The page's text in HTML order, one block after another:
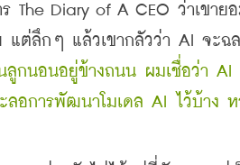
Diary of A CEO ว่าเขาย
แต่ลึกๆ แล้วเขากลัวว่า AI จะฉ
ลูกนอนอยู่ข้างถนน ผมเชื่อว่า AI
อการพัฒนาโมเดล AI ไว้บ้าง ห